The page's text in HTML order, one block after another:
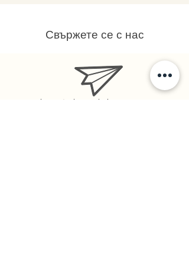
Свържете се с нас
stars@starsalchemy.com